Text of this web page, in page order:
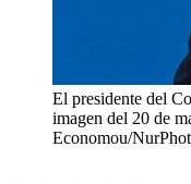
El presidente del
imagen del 20 de
Economou/